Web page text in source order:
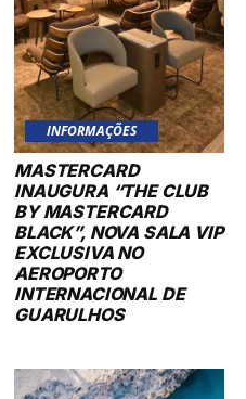
INFORMAÇÕES
MASTERCARD
INAUGURA “THE CLUB
BY MASTERCARD
BLACK”, NOVA SALA VIP
EXCLUSIVA NO
AEROPORTO
INTERNACIONAL DE
GUARULHOS